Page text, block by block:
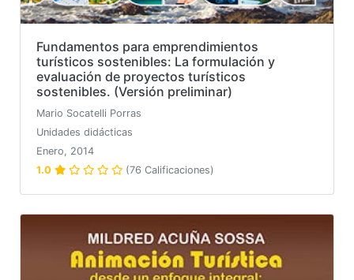
Fundamentos para emprendimientos
turísticos sostenibles: La formulación y
evaluación de proyectos turísticos
sostenibles. (Versión preliminar)
Mario Socatelli Porras
Unidades didácticas
Enero, 2014
1.0
(76 Calificaciones)